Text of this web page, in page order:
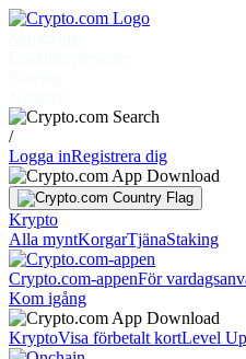
/
Logga inRegistrera dig
Krypto
Alla myntKorgarTjänaStaking
Crypto.com-appenFör
Kom igång
KryptoVisa förbetalt kortLevel Up